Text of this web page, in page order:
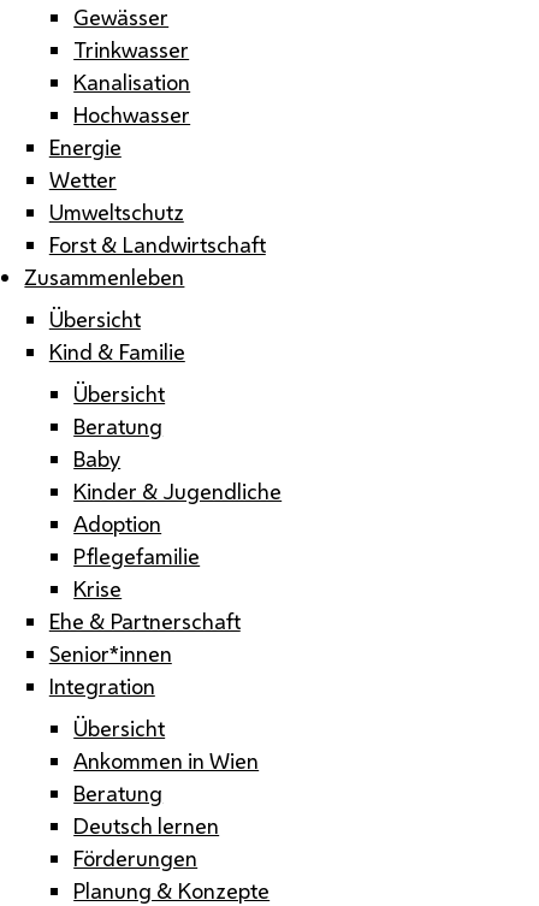
Gewässer
Trinkwasser
Kanalisation
Hochwasser
Energie
Wetter
Umweltschutz
Forst & Landwirtschaft
Zusammenleben
Übersicht
Kind & Familie
Übersicht
Beratung
Baby
Kinder & Jugendliche
Adoption
Pflegefamilie
Krise
Ehe & Partnerschaft
Senior*innen
Integration
Übersicht
Ankommen in Wien
Beratung
Deutsch lernen
Förderungen
Planung & Konzepte